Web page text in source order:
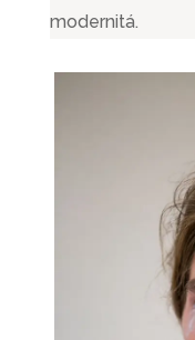
modernitá.